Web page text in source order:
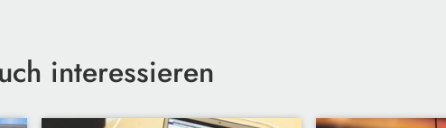
interessieren